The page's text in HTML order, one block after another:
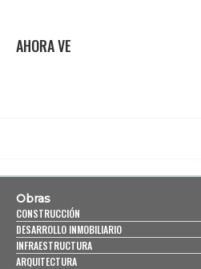
AHORA VE
Obras
CONSTRUCCIÓN
DESARROLLO INMOBILIARIO
INFRAESTRUCTURA
ARQUITECTURA